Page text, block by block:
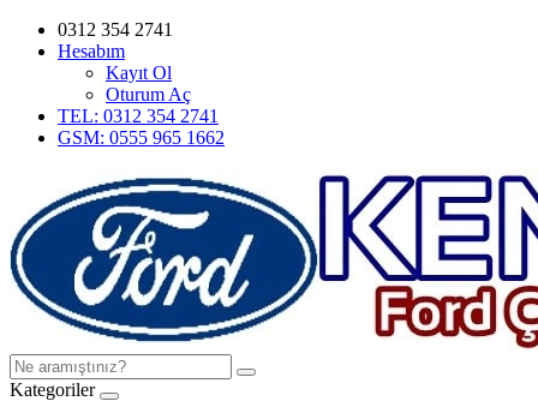
0312 354 2741
Hesabım
Kayıt Ol
Oturum Aç
TEL: 0312 354 2741
GSM: 0555 965 1662
Kategoriler